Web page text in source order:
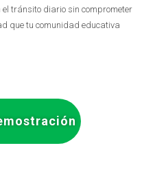
tránsito diario sin comprometer
que tu comunidad educativa